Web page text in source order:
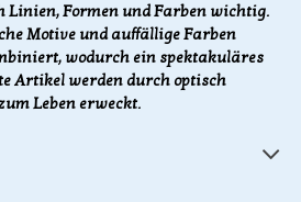
Linien, Formen und Farben wichtig.
Motive und auffällige Farben
wodurch ein spektakuläres
Artikel werden durch optisch
Leben erweckt.